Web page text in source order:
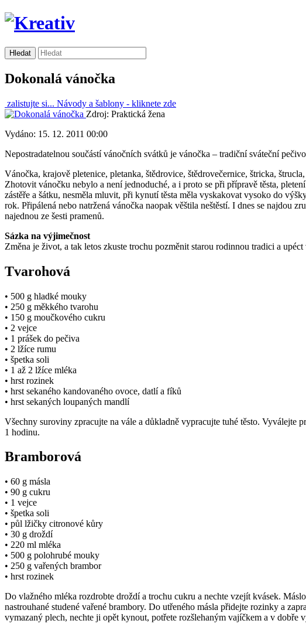
Dokonalá vánočka
zalistujte si... Návody a šablony - kliknete zde
Zdroj: Praktická žena
Vydáno: 15. 12. 2011 00:00
Nepostradatelnou součástí vánočních svátků je vánočka – tradiční sváteční
Vánočka, krajově pletenice, pletanka, štědrovice, štědrovečernice, štricka,
Zhotovit vánočku nebylo a není jednoduché, a i proto se při přípravě těsta,
zástěře a šátku, nesměla mluvit, při kynutí těsta měla vyskakovat vysoko do
rok. Připálená nebo natržená vánočka naopak věštila neštěstí. I dnes se najdou
najednou ze šesti pramenů.
Sázka na výjimečnost
Změna je život, a tak letos zkuste trochu pozměnit starou rodinnou tradici a
Tvarohová
• 500 g hladké mouky
• 250 g měkkého tvarohu
• 150 g moučkového cukru
• 2 vejce
• 1 prášek do pečiva
• 2 lžíce rumu
• špetka soli
• 1 až 2 lžíce mléka
• hrst rozinek
• hrst sekaného kandovaného ovoce, datlí a fíků
• hrst sekaných loupaných mandlí
Všechny suroviny zpracujte na vále a důkladně vypracujte tuhé těsto.
1 hodinu.
Bramborová
• 60 g másla
• 90 g cukru
• 1 vejce
• špetka soli
• půl lžičky citronové kůry
• 30 g droždí
• 220 ml mléka
• 500 g polohrubé mouky
• 250 g vařených brambor
• hrst rozinek
Do vlažného mléka rozdrobte droždí a trochu cukru a nechte vzejít kvásek.
nastrouhané studené vařené brambory. Do utřeného másla přidejte rozinky a
vymazaný plech, nechte ji opět kynout, potřete rozšlehaným vajíčkem a v dobře